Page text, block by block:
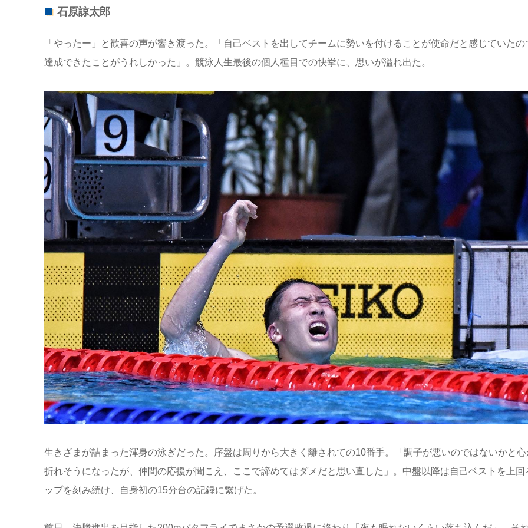
石原諒太郎
「やったー」と歓喜の声が響き渡った。「自己ベストを出してチームに勢いを付けることが使命だと感じていたの
達成できたことがうれしかった」。競泳人生最後の個人種目での快挙に、思いが溢れ出た。
生きざまが詰まった渾身の泳ぎだった。序盤は周りから大きく離されての10番手。「調子が悪いのではないかと心
折れそうになったが、仲間の応援が聞こえ、ここで諦めてはダメだと思い直した」。中盤以降は自己ベストを上回
ップを刻み続け、自身初の15分台の記録に繋げた。